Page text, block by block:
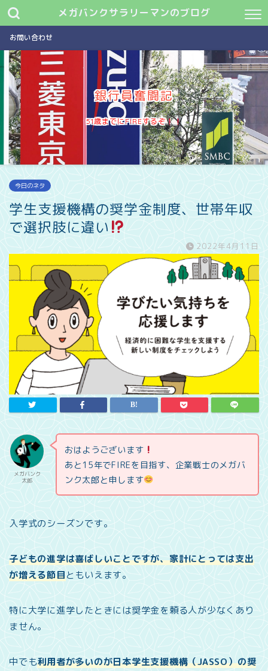
メガバンクサラリーマンのブログ
お問い合わせ
銀行員奮闘記
51歳までにFIREするぞ
今日のネタ
学生支援機構の奨学金制度、世帯年収
で選択肢に違い
2022年4月11日
メガバンク
太郎
おはようございます
あと15年でFIREを目指す、企業戦士のメガバ
ンク太郎と申します
入学式のシーズンです。
子どもの進学は喜ばしいことですが、家計にとっては支出
が増える節目ともいえます。
特に大学に進学したときには奨学金を頼る人が少なくあり
ません。
中でも利用者が多いのが日本学生支援機構（JASSO）の奨